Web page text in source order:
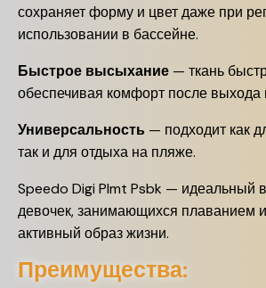
сохраняет форму и цвет даже при
использовании в бассейне.
Быстрое высыхание — ткань
обеспечивая комфорт после выхода
Универсальность — подходит как
так и для отдыха на пляже.
Speedo Digi Plmt Psbk — идеальный
девочек, занимающихся плаванием
активный образ жизни.
Преимущества: